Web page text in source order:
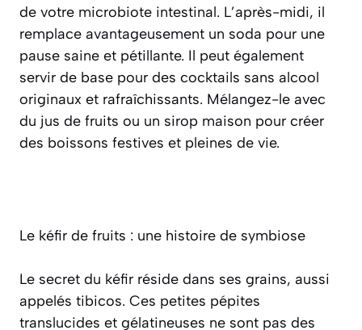
de votre microbiote intestinal. L’après-midi, il
remplace avantageusement un soda pour une
pause saine et pétillante. Il peut également
servir de base pour des cocktails sans alcool
originaux et rafraîchissants. Mélangez-le avec
du jus de fruits ou un sirop maison pour créer
des boissons festives et pleines de vie.
Le kéfir de fruits : une histoire de symbiose
Le secret du kéfir réside dans ses grains, aussi
appelés tibicos. Ces petites pépites
translucides et gélatineuses ne sont pas des